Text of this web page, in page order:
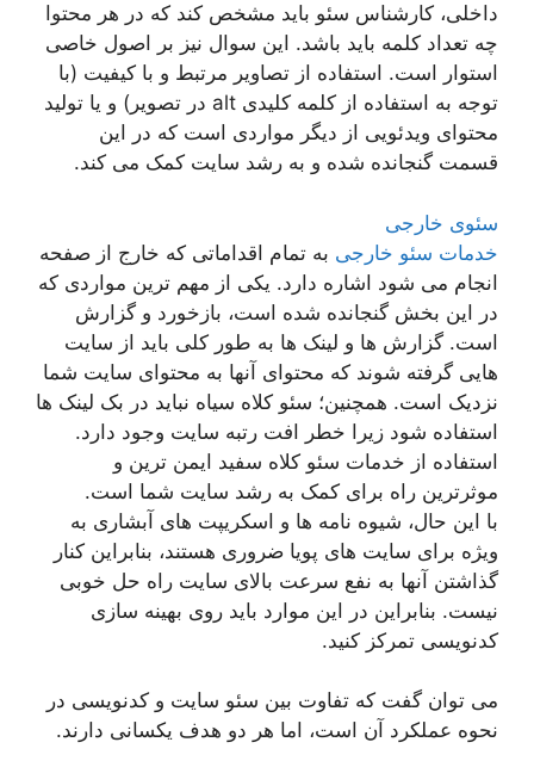
داخلی، کارشناس سئو باید مشخص کند که در هر محتوا
چه تعداد کلمه باید باشد. این سوال نیز بر اصول خاصی
استوار است. استفاده از تصاویر مرتبط و با کیفیت (با
توجه به استفاده از کلمه کلیدی alt در تصویر) و یا تولید
محتوای ویدئویی از دیگر مواردی است که در این
قسمت گنجانده شده و به رشد سایت کمک می کند.
سئوی خارجی
خدمات سئو خارجی به تمام اقداماتی که خارج از صفحه
انجام می شود اشاره دارد. یکی از مهم ترین مواردی که
در این بخش گنجانده شده است، بازخورد و گزارش
است. گزارش ها و لینک ها به طور کلی باید از سایت
هایی گرفته شوند که محتوای آنها به محتوای سایت شما
نزدیک است. همچنین؛ سئو کلاه سیاه نباید در بک لینک ها
استفاده شود زیرا خطر افت رتبه سایت وجود دارد.
استفاده از خدمات سئو کلاه سفید ایمن ترین و
موثرترین راه برای کمک به رشد سایت شما است.
با این حال، شیوه نامه ها و اسکریپت های آبشاری به
ویژه برای سایت های پویا ضروری هستند، بنابراین کنار
گذاشتن آنها به نفع سرعت بالای سایت راه حل خوبی
نیست. بنابراین در این موارد باید روی بهینه سازی
کدنویسی تمرکز کنید.
می توان گفت که تفاوت بین سئو سایت و کدنویسی در
نحوه عملکرد آن است، اما هر دو هدف یکسانی دارند.